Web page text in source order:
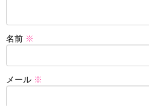
名前 ※
メール ※